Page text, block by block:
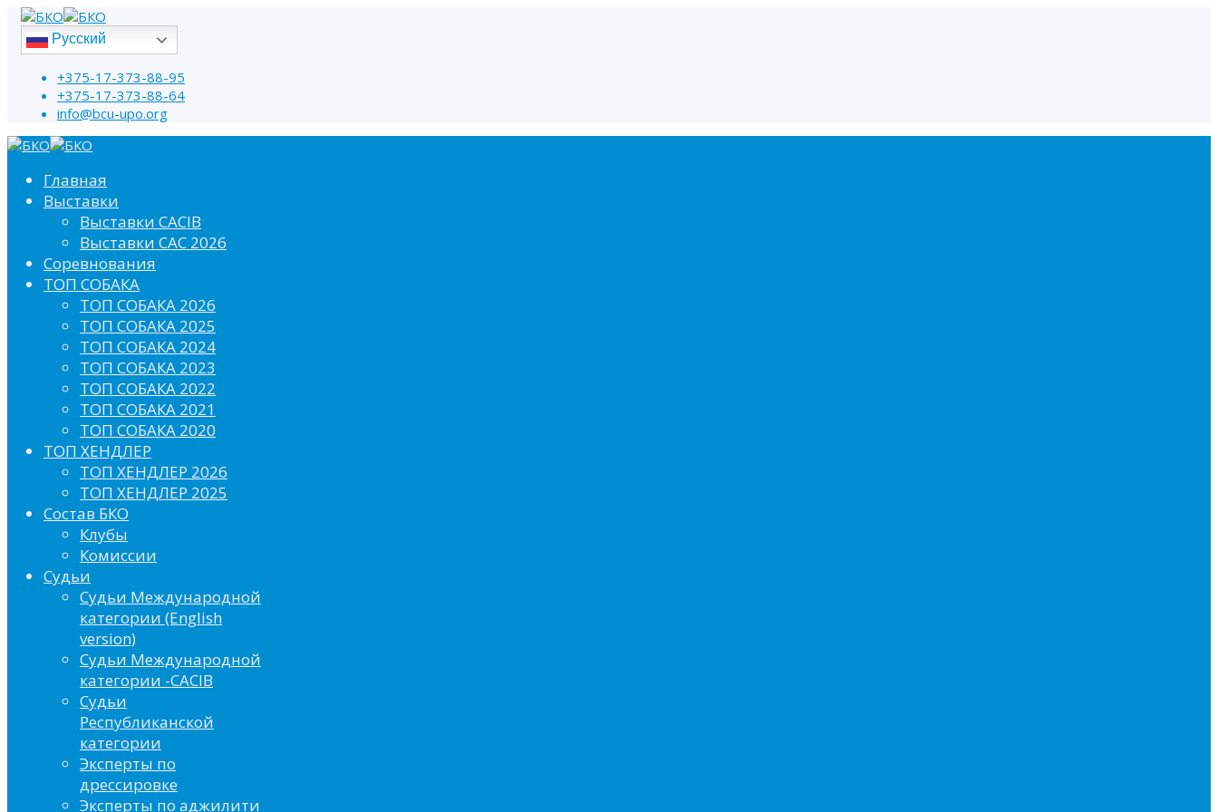
Русский
+375-17-373-88-95
+375-17-373-88-64
info@bcu-upo.org
Главная
Выставки
Выставки CACIB
Выставки САС 2026
Соревнования
ТОП СОБАКА
ТОП СОБАКА 2026
ТОП СОБАКА 2025
ТОП СОБАКА 2024
ТОП СОБАКА 2023
ТОП СОБАКА 2022
ТОП СОБАКА 2021
ТОП СОБАКА 2020
ТОП ХЕНДЛЕР
ТОП ХЕНДЛЕР 2026
ТОП ХЕНДЛЕР 2025
Состав БКО
Клубы
Комиссии
Судьи
Судьи Международной
категории (English
version)
Судьи Международной
категории -CACIB
Судьи
Республиканской
категории
Эксперты по
дрессировке
Эксперты по аджилити